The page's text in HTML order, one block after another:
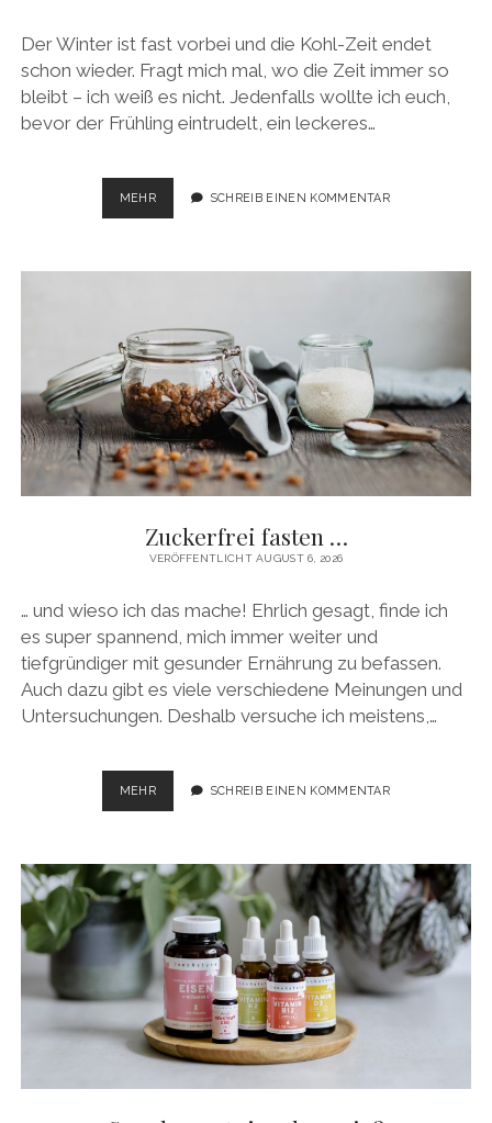
Der Winter ist fast vorbei und die Kohl-Zeit endet
schon wieder. Fragt mich mal, wo die Zeit immer so
bleibt – ich weiß es nicht. Jedenfalls wollte ich euch,
bevor der Frühling eintrudelt, ein leckeres…
MEHRFLAMMKUCHEN
MIT
SCHREIB EINEN KOMMENTAR
Zuckerfrei fasten …
VERÖFFENTLICHT AUGUST 6, 2026
… und wieso ich das mache! Ehrlich gesagt, finde ich
es super spannend, mich immer weiter und
tiefgründiger mit gesunder Ernährung zu befassen.
Auch dazu gibt es viele verschiedene Meinungen und
Untersuchungen. Deshalb versuche ich meistens,…
MEHRZUCKERFREI
FASTEN
SCHREIB EINEN KOMMENTAR